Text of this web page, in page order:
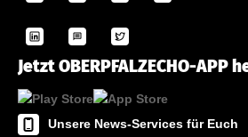
Jetzt OBERPFALZECHO-APP
Unsere News-Services für Euch